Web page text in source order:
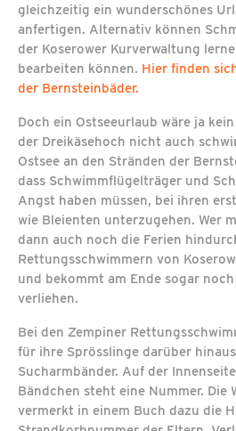
gleichzeitig ein wunderschönes
anfertigen. Alternativ können
der Koserower Kurverwaltung
bearbeiten können. Hier finden
der Bernsteinbäder.
Doch ein Ostseeurlaub wäre ja
der Dreikäsehoch nicht auch
Ostsee an den Stränden der
dass Schwimmflügelträger und
Angst haben müssen, bei ihren
wie Bleienten unterzugehen. Wer
dann auch noch die Ferien
Rettungsschwimmern von
und bekommt am Ende sogar
verliehen.
Bei den Zempiner
für ihre Sprösslinge darüber
Sucharmbänder. Auf der
Bändchen steht eine Nummer. Die
vermerkt in einem Buch dazu die